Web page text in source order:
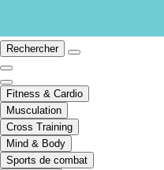
Rechercher
Fitness & Cardio
Musculation
Cross Training
Mind & Body
Sports de combat